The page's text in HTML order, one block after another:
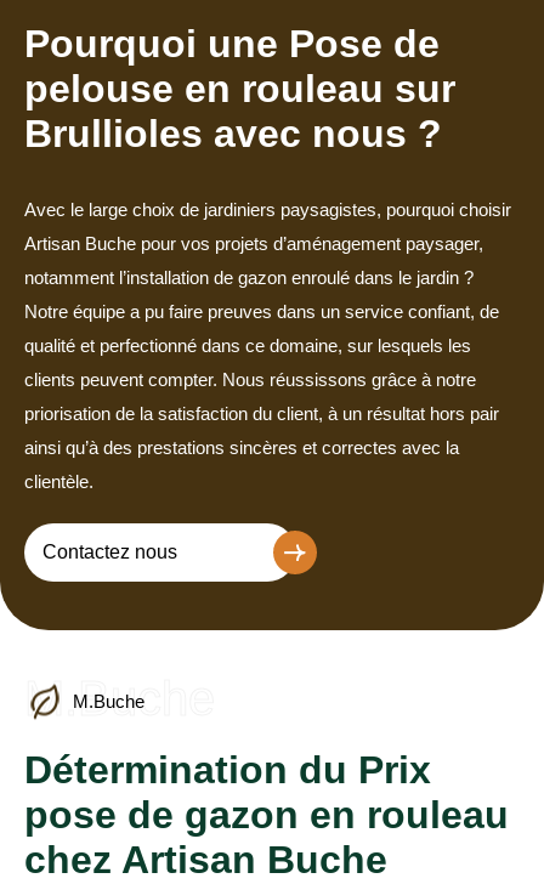
Pourquoi une Pose de
pelouse en rouleau sur
Brullioles avec nous ?
Avec le large choix de jardiniers paysagistes, pourquoi choisir
Artisan Buche pour vos projets d’aménagement paysager,
notamment l’installation de gazon enroulé dans le jardin ?
Notre équipe a pu faire preuves dans un service confiant, de
qualité et perfectionné dans ce domaine, sur lesquels les
clients peuvent compter. Nous réussissons grâce à notre
priorisation de la satisfaction du client, à un résultat hors pair
ainsi qu’à des prestations sincères et correctes avec la
clientèle.
Contactez nous
M.Buche
M.Buche
Détermination du Prix
pose de gazon en rouleau
chez Artisan Buche